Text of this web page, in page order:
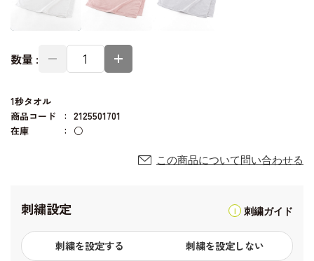
数量 :
1秒タオル
商品コード
2125501701
在庫
○
この商品について問い合わせる
刺繍設定 刺繍ガイド
刺繍を設定する 刺繍を設定しない